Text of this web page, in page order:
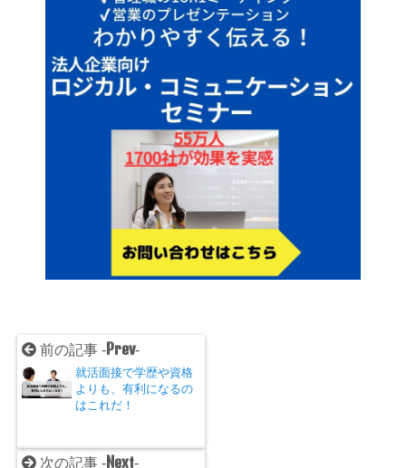
前の記事 - Prev-
就活面接で学歴や資格
よりも、有利になるの
はこれだ！
次の記事 - Next-